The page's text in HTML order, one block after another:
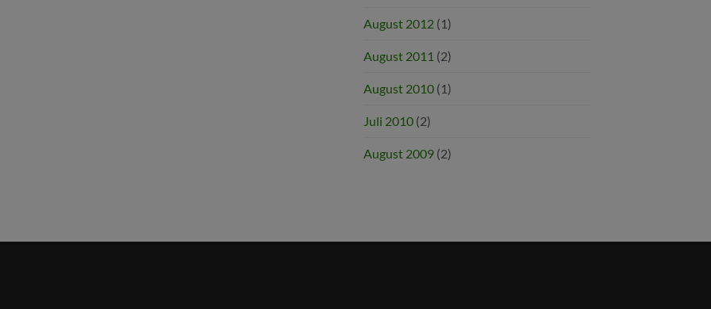
August 2012 (1)
August 2011 (2)
August 2010 (1)
Juli 2010 (2)
August 2009 (2)